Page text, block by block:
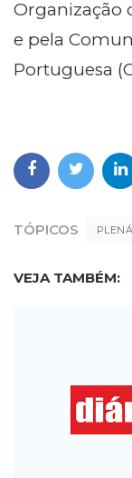
Organização
e pela
Portuguesa
TÓPICOS
VEJA TAMBÉM: